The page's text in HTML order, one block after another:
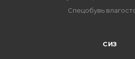
Спецобувь
СИЗ